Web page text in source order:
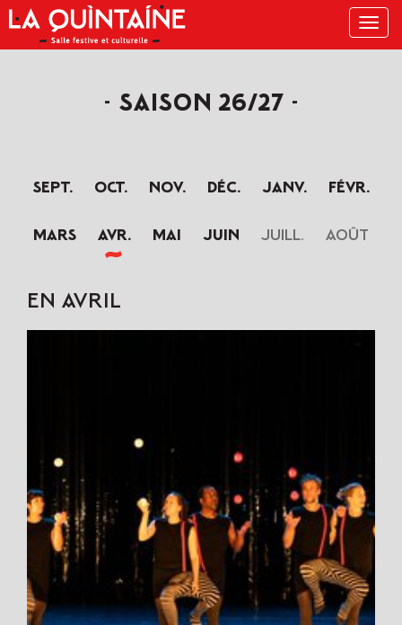
Menu
SAISON 26/27
sept. oct. nov. déc. janv. févr.
mars avr. mai juin juill. août
EN AVRIL